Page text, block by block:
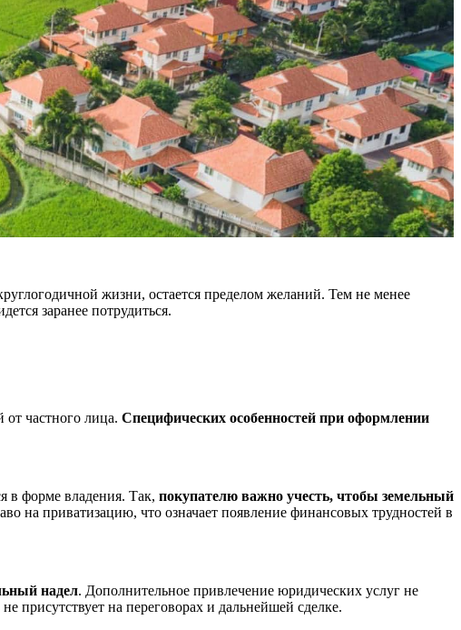
жизни, остается пределом желаний. Тем не менее
заранее потрудиться.
частного лица. Специфических особенностей при оформлении
в форме владения. Так, покупателю важно учесть, чтобы земельный
на приватизацию, что означает появление финансовых трудностей в
надел. Дополнительное привлечение юридических услуг не
присутствует на переговорах и дальнейшей сделке.